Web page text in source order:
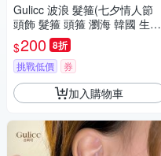
Gulicc 波浪 髮箍(七夕情人節
頭飾 髮箍 頭箍 瀏海 韓國 生日
禮物 )
$200 8折
挑戰低價 券
加入購物車